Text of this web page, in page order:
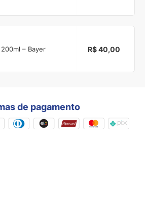
– Bayer R$ 40,00
de pagamento